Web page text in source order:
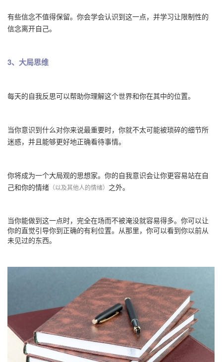
有些信念不值得保留。你会学会认识到这一点，并学习让限制性的
信念离开自己。
3、大局思维
每天的自我反思可以帮助你理解这个世界和你在其中的位置。
当你意识到什么对你来说最重要时，你就不太可能被琐碎的细节所
迷惑，并且能够更好地正确看待事情。
你将成为一个大局观的思想家。你的自我意识会让你更容易站在自
己和你的情绪 （以及其他人的情绪） 之外。
当你能做到这一点时，完全在场而不被淹没就容易得多。你可以让
你的直觉引导你到正确的有利位置。从那里，你可以看到你以前从
未见过的东西。